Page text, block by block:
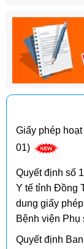
Giấy phép
01)
Quyết định số
Y tế tỉnh Đồng
dung giấy
Bệnh viện Phụ
Quyết định